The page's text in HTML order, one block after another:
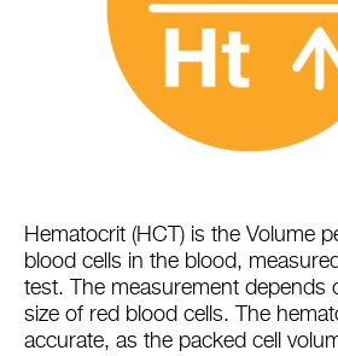
Hematocrit (HCT) is the Volume
blood cells in the blood,
test. The measurement depends
size of red blood cells. The
accurate, as the packed cell